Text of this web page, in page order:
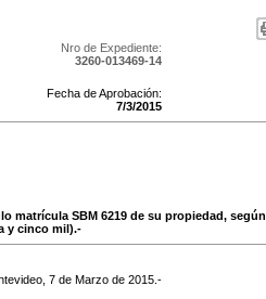
Nro de Expediente:
3260-013469-14
Fecha de Aprobación:
7/3/2015
matrícula SBM 6219 de su propiedad, según
y cinco mil).-
7 de Marzo de 2015 .-